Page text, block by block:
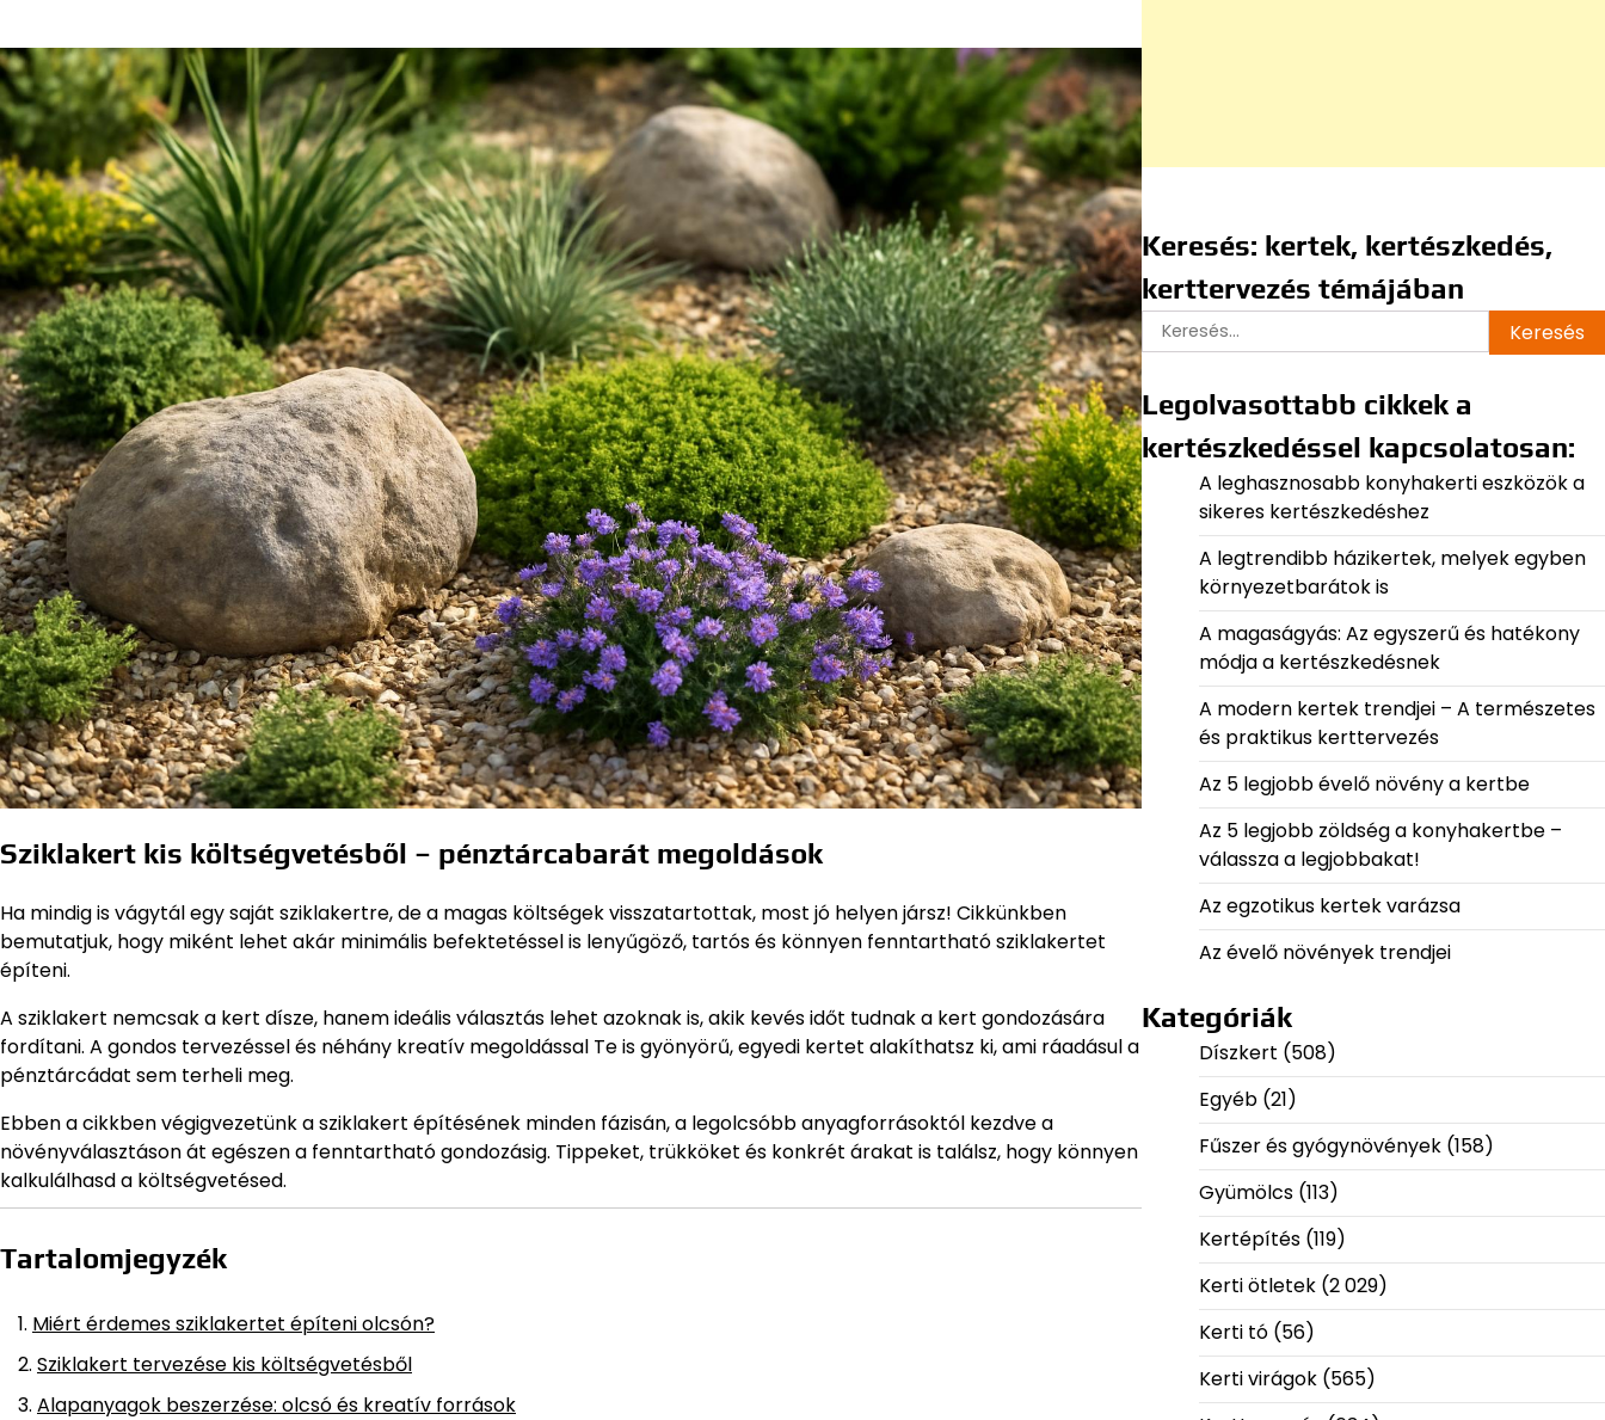
Sziklakert kis költségvetésből – pénztárcabarát megoldások
Ha mindig is vágytál egy saját sziklakertre, de a magas költségek visszatartottak, most jó helyen jársz! Cikkünkben
bemutatjuk, hogy miként lehet akár minimális befektetéssel is lenyűgöző, tartós és könnyen fenntartható sziklakertet
építeni.
A sziklakert nemcsak a kert dísze, hanem ideális választás lehet azoknak is, akik kevés időt tudnak a kert gondozására
fordítani. A gondos tervezéssel és néhány kreatív megoldással Te is gyönyörű, egyedi kertet alakíthatsz ki, ami ráadásul a
pénztárcádat sem terheli meg.
Ebben a cikkben végigvezetünk a sziklakert építésének minden fázisán, a legolcsóbb anyagforrásoktól kezdve a
növényválasztáson át egészen a fenntartható gondozásig. Tippeket, trükköket és konkrét árakat is találsz, hogy könnyen
kalkulálhasd a költségvetésed.
Tartalomjegyzék
Miért érdemes sziklakertet építeni olcsón?
Sziklakert tervezése kis költségvetésből
Alapanyagok beszerzése: olcsó és kreatív források
Keresés: kertek, kertészkedés,
kerttervezés témájában
Keresés:
Legolvasottabb cikkek a
kertészkedéssel kapcsolatosan:
A leghasznosabb konyhakerti eszközök a
sikeres kertészkedéshez
A legtrendibb házikertek, melyek egyben
környezetbarátok is
A magaságyás: Az egyszerű és hatékony
módja a kertészkedésnek
A modern kertek trendjei – A természetes
és praktikus kerttervezés
Az 5 legjobb évelő növény a kertbe
Az 5 legjobb zöldség a konyhakertbe –
válassza a legjobbakat!
Az egzotikus kertek varázsa
Az évelő növények trendjei
Kategóriák
Díszkert (508)
Egyéb(21)
Fűszer és gyógynövények(158)
Gyümölcs(113)
Kertépítés(119)
Kerti ötletek(2 029)
Kerti tó(56)
Kerti virágok(565)